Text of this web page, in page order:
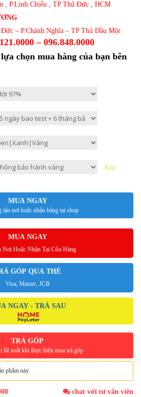
, P.Linh Chiểu , TP Thủ Đức , HCM
– P.Chánh Nghĩa – TP Thủ Dầu Một
– 096.848.0000
chọn mua hàng của bạn bên
Xóa
MUA NGAY
tận nơi hoặc nhận hàng tại shop
MUA NGAY
Nơi Hoặc Nhận Tại Cửa Hàng
GÓP QUA THẺ
Visa, Master, JCB
NGAY - TRẢ SAU
TRẢ GÓP
lãi suất khi thực hiện mua trả góp
phẩm này
chat với tư vấn viên